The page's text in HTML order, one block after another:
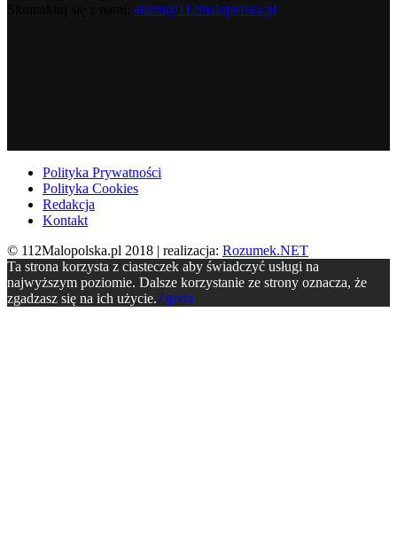
alarm@112malopolska.pl
Polityka Prywatności
Polityka Cookies
Redakcja
Kontakt
© 112Malopolska.pl 2018 | realizacja: Rozumek.NET
Ta strona korzysta z ciasteczek aby świadczyć usługi na
najwyższym poziomie. Dalsze korzystanie ze strony oznacza, że
zgadzasz się na ich użycie.Zgoda